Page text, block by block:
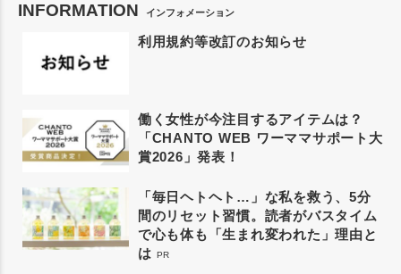
INFORMATION インフォメーション
利用規約等改訂のお知らせ
働く女性が今注目するアイテムは？
「CHANTO WEB ワーママサポート大
賞2026」発表！
「毎日ヘトヘト…」な私を救う、5分
間のリセット習慣。読者がバスタイム
で心も体も「生まれ変われた」理由と
は
PR